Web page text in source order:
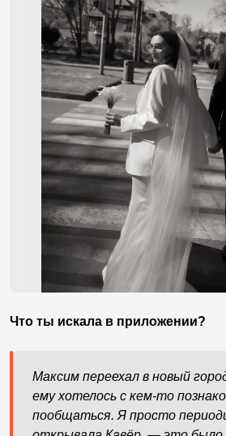
Что ты искала в приложении?
Максим переехал в новый
ему хотелось с кем-то
пообщаться. Я просто